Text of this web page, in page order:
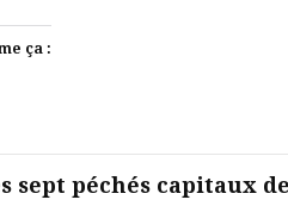
ça :
sept péchés capitaux